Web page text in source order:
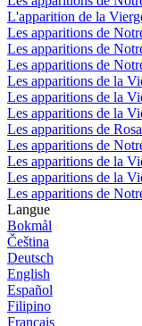
L'apparition de la
Les apparitions de
Les apparitions de
Les apparitions de
Les apparitions de la
Les apparitions de la
Les apparitions de la
Les apparitions de
Les apparitions de
Les apparitions de la
Les apparitions de la
Les apparitions de
Langue
Bokmål
Čeština
Deutsch
English
Español
Filipino
Français